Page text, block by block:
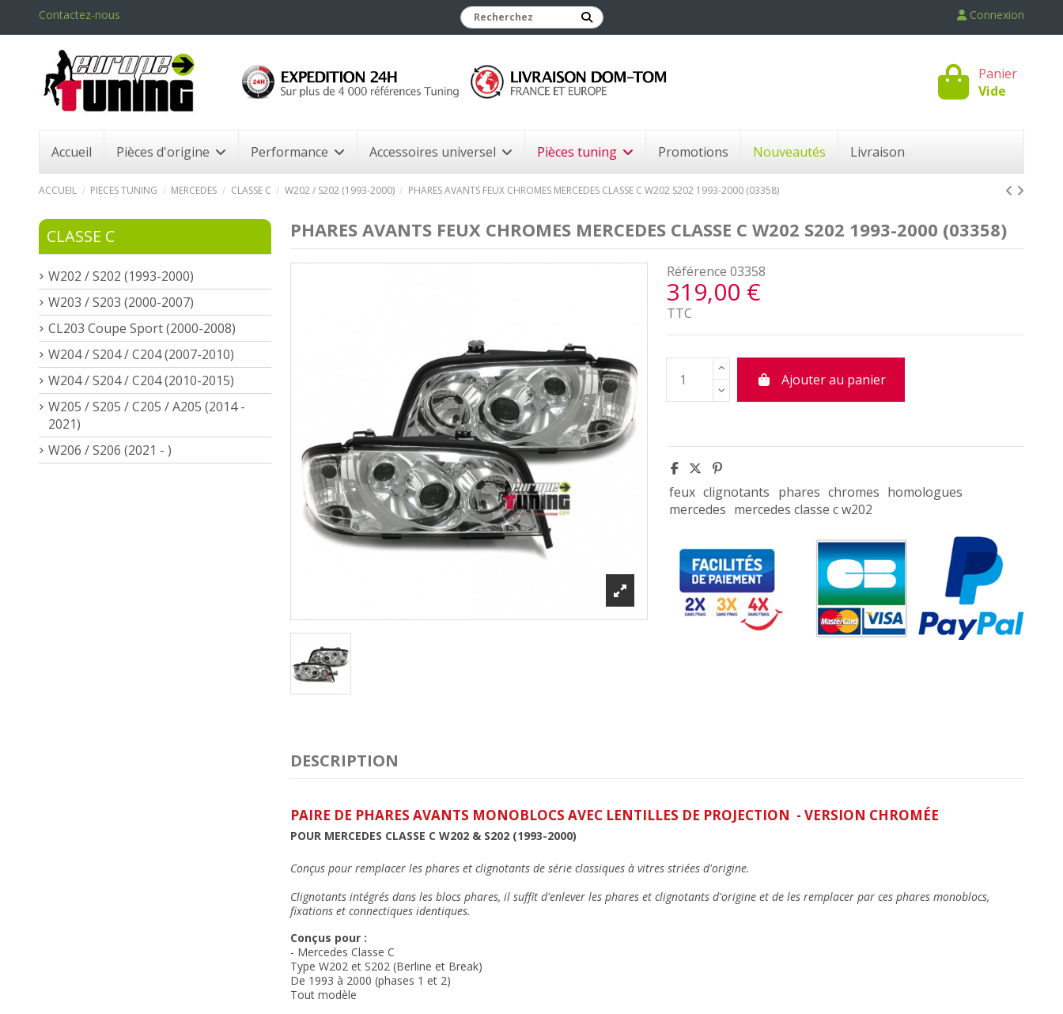
Contactez-nous Connexion
Panier
Vide
Accueil Pièces d'origine Performance Accessoires universel Pièces tuning Promotions Nouveautés Livraison
ACCUEIL PIECES TUNING MERCEDES CLASSE C W202 / S202 (1993-2000) PHARES AVANTS FEUX CHROMES MERCEDES CLASSE C W202 S202 1993-2000 (03358)
PHARES AVANTS FEUX CHROMES MERCEDES CLASSE C W202 S202 1993-2000 (03358)
Référence 03358
319,00 €
TTC
Ajouter au panier
feux clignotants phares chromes homologues
mercedes mercedes classe c w202
DESCRIPTION
PAIRE DE PHARES AVANTS MONOBLOCS AVEC LENTILLES DE PROJECTION - VERSION CHROMÉE
POUR MERCEDES CLASSE C W202 & S202 (1993-2000)
Conçus pour remplacer les phares et clignotants de série classiques à vitres striées d'origine.
Clignotants intégrés dans les blocs phares, il suffit d'enlever les phares et clignotants d'origine et de les remplacer par ces phares monoblocs,
fixations et connectiques identiques.
Conçus pour :
- Mercedes Classe C
Type W202 et S202 (Berline et Break)
De 1993 à 2000 (phases 1 et 2)
Tout modèle
CLASSE C
W202 / S202 (1993-2000)
W203 / S203 (2000-2007)
CL203 Coupe Sport (2000-2008)
W204 / S204 / C204 (2007-2010)
W204 / S204 / C204 (2010-2015)
W205 / S205 / C205 / A205 (2014 -
2021)
W206 / S206 (2021 - )